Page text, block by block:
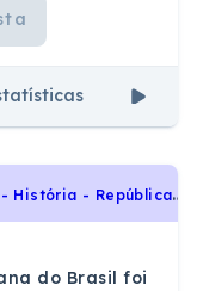
Unimontes - MG 2018 - História - República Oligárquica - 1889 a 1930, História do Brasil
do Brasil foi